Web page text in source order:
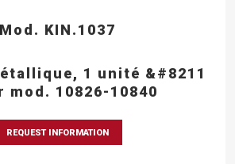
Mod. KIN.1037
1 unité &#8211
mod. 10826-10840
REQUEST INFORMATION